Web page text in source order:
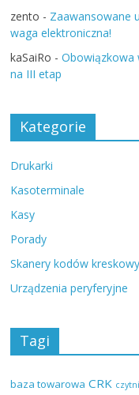
zento - Zaawansowane
waga elektroniczna!
kaSaiRo -Obowiązkowa
na III etap
Kategorie
Drukarki
Kasoterminale
Kasy
Porady
Skanery kodów
Urządzenia peryferyjne
Tagi
baza towarowa CRK